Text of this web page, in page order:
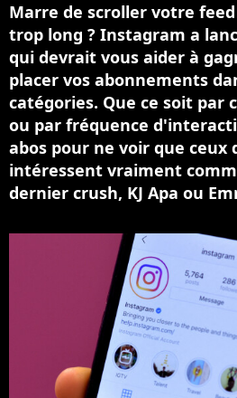
Marre de scroller votre
trop long ? Instagram a
qui devrait vous aider à
placer vos abonnements
catégories. Que ce soit par
ou par fréquence
abos pour ne voir que ceux
intéressent vraiment
dernier crush, KJ Apa ou